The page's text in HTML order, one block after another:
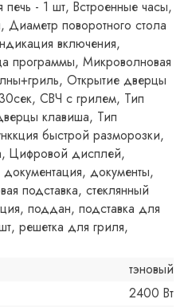
печь - 1 шт, Встроенные часы,
Диаметр поворотного стола
включения,
программы, Микроволновая
Открытие дверцы
СВЧ с грилем, Тип
клавиша, Тип
быстрой разморозки,
Цифровой дисплей,
документы,
подставка, стеклянный
поддан, подставка для
решетка для гриля,
тэновый
2400 Вт